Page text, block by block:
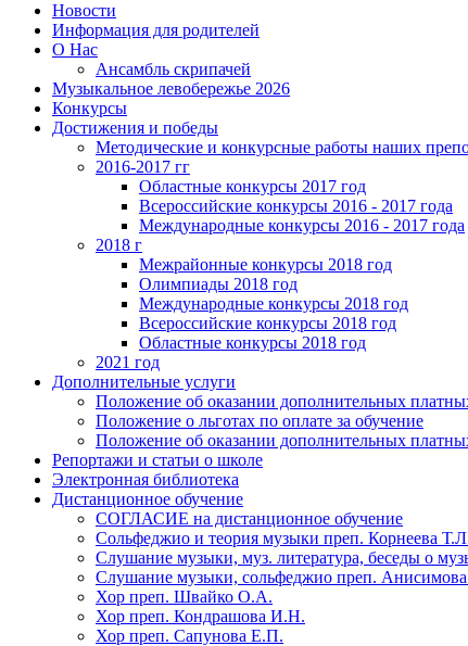
Новости
Информация для родителей
О Нас
Ансамбль скрипачей
Музыкальное левобережье 2026
Конкурсы
Достижения и победы
Методические и конкурсные работы наших
2016-2017 гг
Областные конкурсы 2017 год
Всероссийские конкурсы 2016 - 2017 года
Международные конкурсы 2016 - 2017 года
2018 г
Межрайонные конкурсы 2018 год
Олимпиады 2018 год
Международные конкурсы 2018 год
Всероссийские конкурсы 2018 год
Областные конкурсы 2018 год
2021 год
Дополнительные услуги
Положение об оказании дополнительных
Положение о льготах по оплате за обучение
Положение об оказании дополнительных
Репортажи и статьи о школе
Электронная библиотека
Дистанционное обучение
СОГЛАСИЕ на дистанционное обучение
Сольфеджио и теория музыки преп. Корнеева
Слушание музыки, муз. литература, беседы о
Слушание музыки, сольфеджио преп.
Хор преп. Швайко О.А.
Хор преп. Кондрашова И.Н.
Хор преп. Сапунова Е.П.